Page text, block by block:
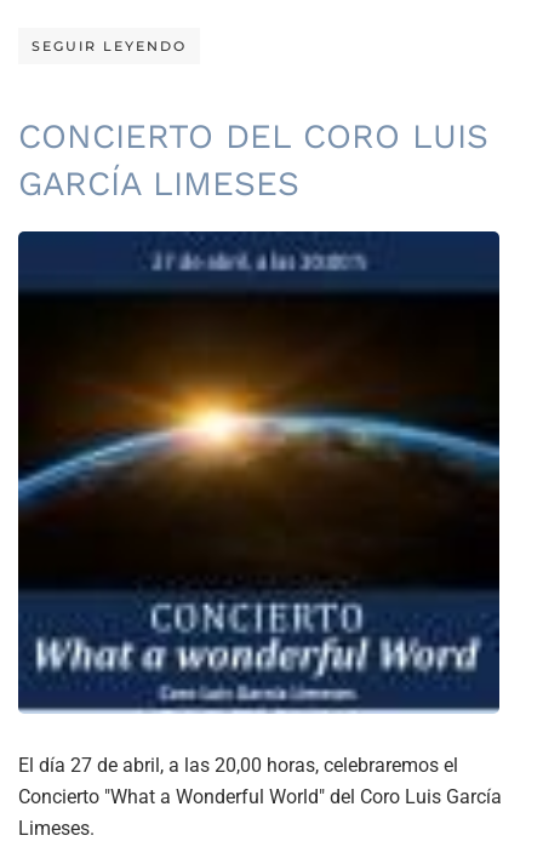
SEGUIR LEYENDO
CONCIERTO DEL CORO LUIS
GARCÍA LIMESES
El día 27 de abril, a las 20,00 horas, celebraremos el
Concierto "What a Wonderful World" del Coro Luis García
Limeses.